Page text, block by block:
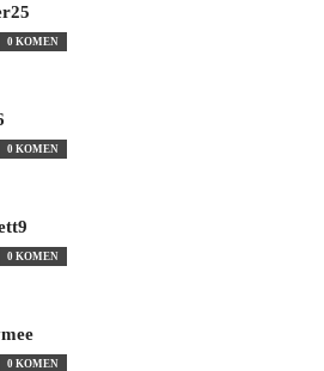
0 KOMEN
0 KOMEN
0 KOMEN
0 KOMEN